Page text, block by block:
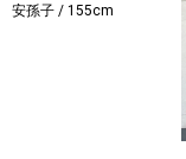
安孫子 / 155cm